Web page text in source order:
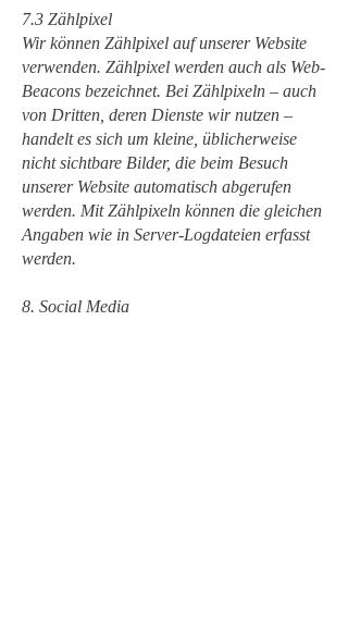
7.3 Zählpixel
Wir können Zählpixel auf unserer Website
verwenden. Zählpixel werden auch als Web-
Beacons bezeichnet. Bei Zählpixeln – auch
von Dritten, deren Dienste wir nutzen –
handelt es sich um kleine, üblicherweise
nicht sichtbare Bilder, die beim Besuch
unserer Website automatisch abgerufen
werden. Mit Zählpixeln können die gleichen
Angaben wie in Server-Logdateien erfasst
werden.
8. Social Media